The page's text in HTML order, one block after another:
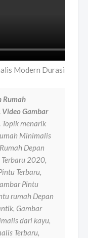
Modern Durasi
Rumah
Gambar
Topik menarik
Minimalis
Depan
2020,
Terbaru,
Pintu
rumah Depan
Gambar
dari kayu,
Terbaru,